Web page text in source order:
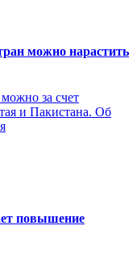
можно нарастить
за счет
и Пакистана. Об
повышение